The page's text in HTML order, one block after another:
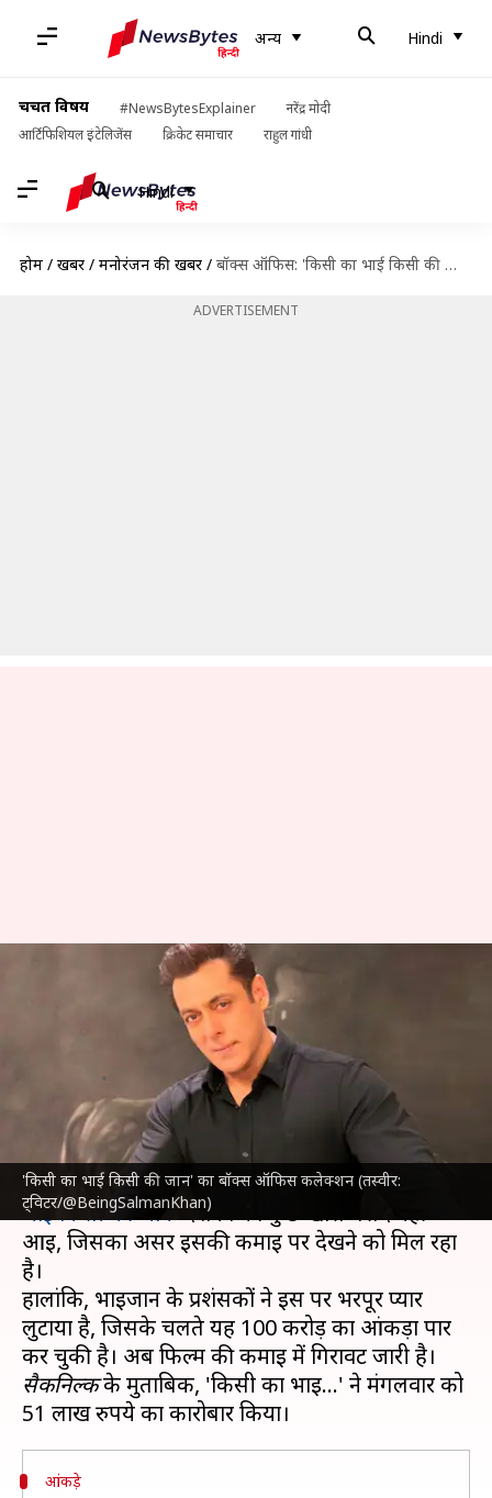
अन्य Hindi
चर्चित विषय #NewsBytesExplainer
नरेंद्र मोदी
आर्टिफिशियल इंटेलिजेंस
क्रिकेट समाचार राहुल गांधी
Hindi
होम / खबरें / मनोरंजन की खबरें / बॉक्स ऑफिस: 'किसी का भाई किसी की जान' की रफ्तार धीमी, जानिए कुल कमाई
ADVERTISEMENT
'किसी का भाई किसी की जान' का बॉक्स ऑफिस कलेक्शन (तस्वीर:
ट्विटर/@BeingSalmanKhan)
बॉक्स ऑफिस: 'किसी का भाई किसी
की जान' की रफ्तार धीमी, जानिए
May 10, 2023 10:53 am
क्या है खबर?
ईद के मौके पर रिलीज हुईसलमान खानकी 'किसी का
भाई किसी की जान' दर्शकों को कुछ खास पसंद नहीं
आई, जिसका असर इसकी कमाई पर देखने को मिल रहा
है।
हालांकि, भाईजान के प्रशंसकों ने इस पर भरपूर प्यार
लुटाया है, जिसके चलते यह 100 करोड़ का आंकड़ा पार
सैकनिल्कके मुताबिक, 'किसी का भाई...' ने मंगलवार को
आंकड़े